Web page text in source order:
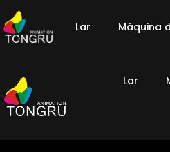
Lar Máquina
Lar